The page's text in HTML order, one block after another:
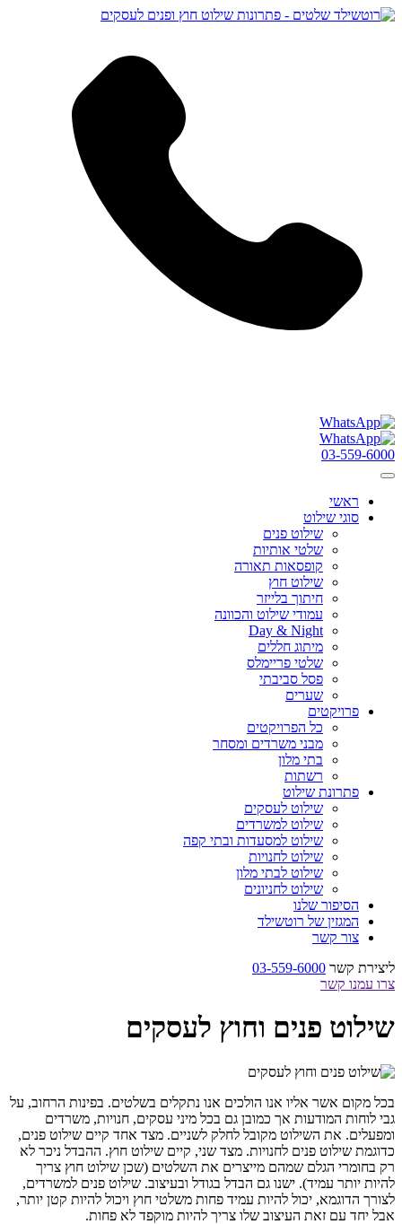
03-559-6000
ראשי
סוגי שילוט
שילוט פנים
שלטי אותיות
קופסאות תאורה
שילוט חוץ
חיתוך בלייזר
עמודי שילוט והכוונה
Day & Night
מיתוג חללים
שלטי פריימלס
פסל סביבתי
שערים
פרויקטים
כל הפרויקטים
מבני משרדים ומסחר
בתי מלון
רשתות
פתרונת שילוט
שילוט לעסקים
שילוט למשרדים
שילוט למסעדות ובתי קפה
שילוט לחנויות
שילוט לבתי מלון
שילוט לחניונים
הסיפור שלנו
המגזין של רוטשילד
צור קשר
ליצירת קשר 03-559-6000
צרו עמנו קשר
שילוט פנים וחוץ לעסקים
בכל מקום אשר אליו אנו הולכים אנו נתקלים בשלטים. בפינות הרחוב, על
גבי לוחות המודעות אך כמובן גם בכל מיני עסקים, חנויות, משרדים
ומפעלים. את השילוט מקובל לחלק לשניים. מצד אחד קיים שילוט פנים,
כדוגמת שילוט פנים לחנויות. מצד שני, קיים שילוט חוץ. ההבדל ניכר לא
רק בחומרי הגלם שמהם מייצרים את השלטים (שכן שילוט חוץ צריך
להיות יותר עמיד). ישנו גם הבדל בגודל ובעיצוב. שילוט פנים למשרדים,
לצורך הדוגמא, יכול להיות עמיד פחות משלטי חוץ ויכול להיות קטן יותר,
אבל יחד עם זאת העיצוב שלו צריך להיות מוקפד לא פחות.